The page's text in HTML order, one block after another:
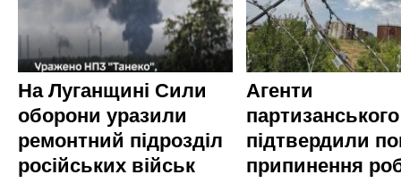
На Луганщині Сили
оборони уразили
ремонтний підрозділ
російських військ
Агенти
підтвердили
припинення